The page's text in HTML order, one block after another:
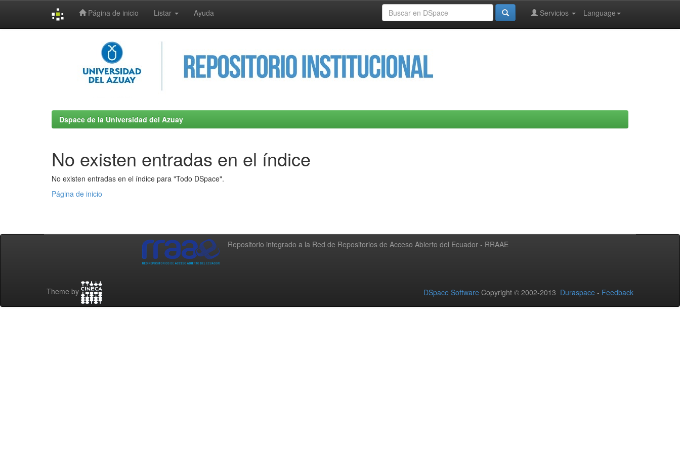
Página de inicio Listar Ayuda Language
Servicios
Dspace de la Universidad del Azuay
No existen entradas en el índice
No existen entradas en el índice para "Todo DSpace".
Página de inicio
Repositorio integrado a la Red de Repositorios de Acceso Abierto del Ecuador - RRAAE
Theme by DSpace Software Copyright © 2002-2013 Duraspace - Feedback